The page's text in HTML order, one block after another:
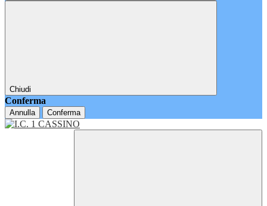
Chiudi
Conferma
Annulla Conferma